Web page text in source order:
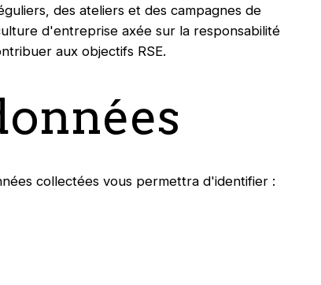
des ateliers et des campagnes de
d'entreprise axée sur la responsabilité
aux objectifs RSE.
collectées vous permettra d'identifier :